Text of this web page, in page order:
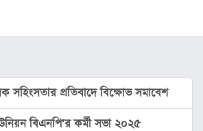
সহিংসতার প্রতিবাদে বিক্ষোভ সমাবেশ
বিএনপি'র কর্মী সভা ২০২৫